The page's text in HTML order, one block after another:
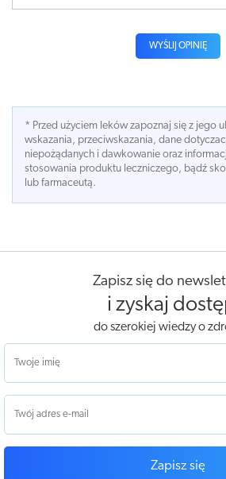
WYŚLIJ OPINIĘ
* Przed użyciem leków zapoznaj się z jego
wskazania, przeciwskazania, dane
niepożądanych i dawkowanie oraz
stosowania produktu leczniczego, bądź
lub farmaceutą.
Zapisz się do
i zyskaj
do szerokiej wiedzy o
Zapisz się